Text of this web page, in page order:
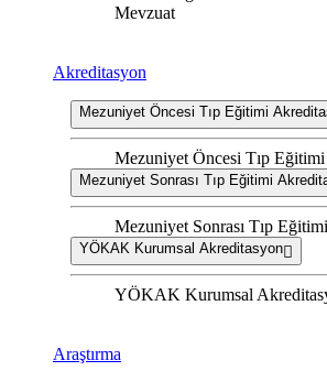
Mevzuat
Akreditasyon
Mezuniyet Öncesi Tıp Eğitimi
Mezuniyet Öncesi Tıp
Mezuniyet Sonrası Tıp Eğitimi
Mezuniyet Sonrası Tıp
YÖKAK Kurumsal Akreditasyon
YÖKAK Kurumsal
Araştırma